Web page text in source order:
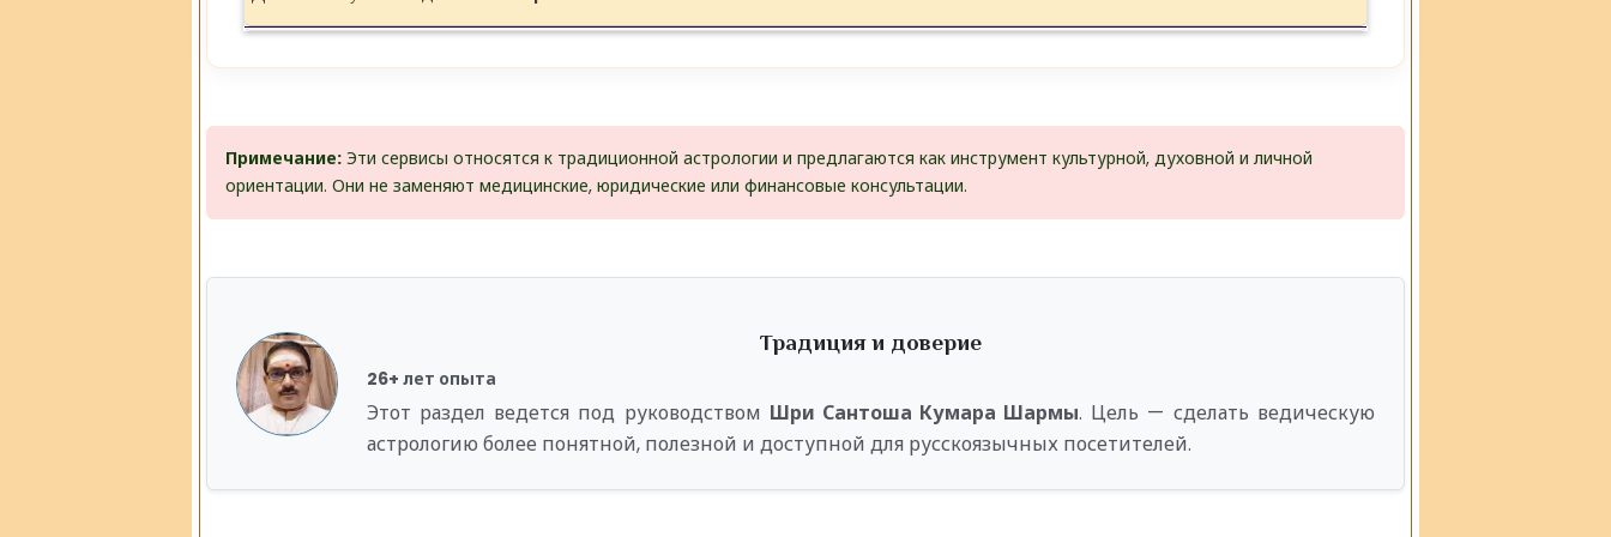
Примечание: Эти сервисы относятся к традиционной астрологии и предлагаются как инструмент культурной, духовной и личной
ориентации. Они не заменяют медицинские, юридические или финансовые консультации.
Традиция и доверие
26+ лет опыта
Этот раздел ведется под руководством Шри Сантоша Кумара Шармы. Цель — сделать ведическую
астрологию более понятной, полезной и доступной для русскоязычных посетителей.